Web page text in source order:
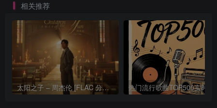
相关推荐
太阳之子 – 周杰伦 [FLAC 分轨 192Khz 24bit]